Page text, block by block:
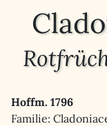
Hoffm. 1796
Familie: